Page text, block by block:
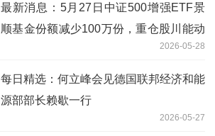
最新消息：5月27日中证500增强ETF景
顺基金份额减少100万份，重仓股川能动
2026-05-28
每日精选：何立峰会见德国联邦经济和能
源部部长赖歇一行
2026-05-27